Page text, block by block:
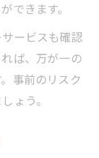
できます。
ービスも確認
ば、万が一の
事前のリスク
ょう。